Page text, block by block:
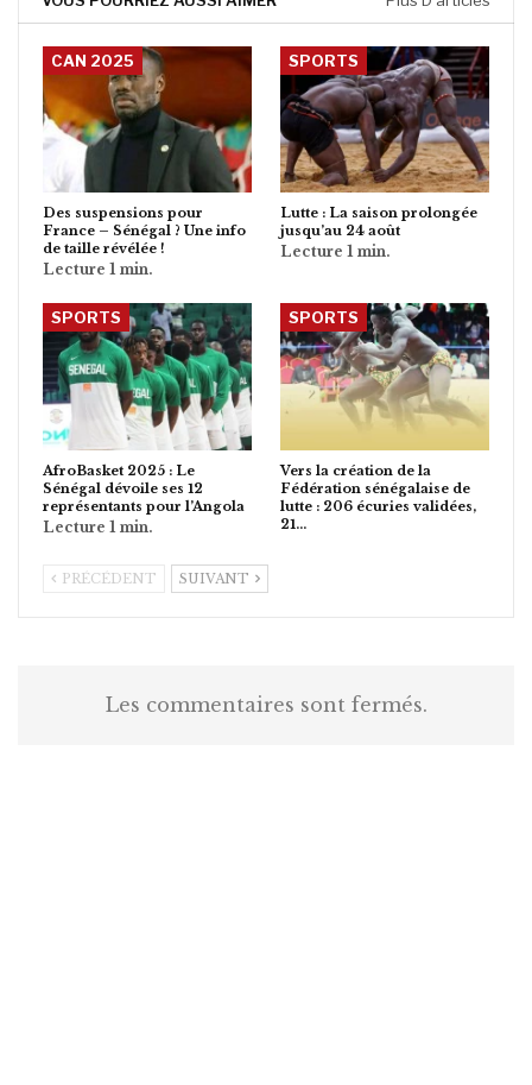
CAN 2025
Des suspensions pour
France – Sénégal ? Une info
de taille révélée !
SPORTS
Lutte : La saison prolongée
jusqu’au 24 août
SPORTS
AfroBasket 2025 : Le
Sénégal dévoile ses 12
représentants pour l’Angola
SPORTS
Vers la création de la
Fédération sénégalaise de
lutte : 206 écuries validées,
21…
PRÉCÉDENT SUIVANT
Les commentaires sont fermés.